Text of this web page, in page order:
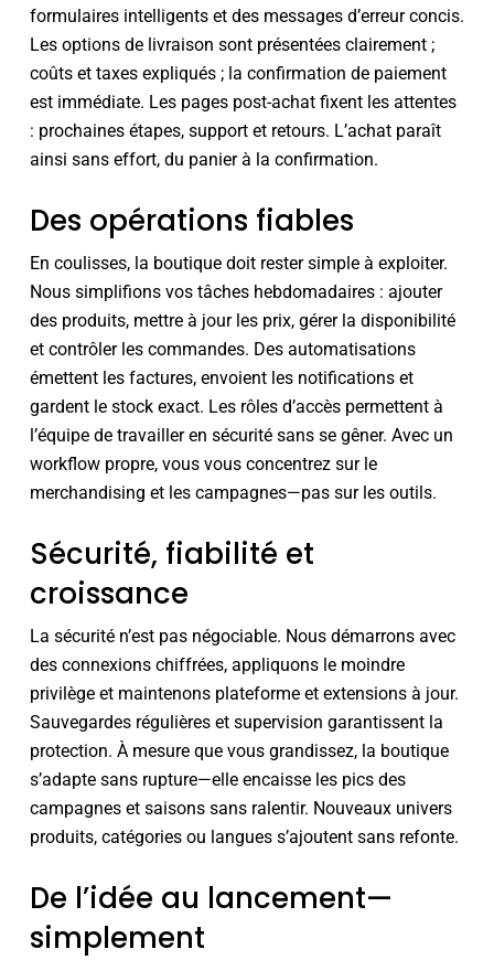
formulaires intelligents et des messages d’erreur concis.
Les options de livraison sont présentées clairement ;
coûts et taxes expliqués ; la confirmation de paiement
est immédiate. Les pages post-achat fixent les attentes
: prochaines étapes, support et retours. L’achat paraît
ainsi sans effort, du panier à la confirmation.
Des opérations fiables
En coulisses, la boutique doit rester simple à exploiter.
Nous simplifions vos tâches hebdomadaires : ajouter
des produits, mettre à jour les prix, gérer la disponibilité
et contrôler les commandes. Des automatisations
émettent les factures, envoient les notifications et
gardent le stock exact. Les rôles d’accès permettent à
l’équipe de travailler en sécurité sans se gêner. Avec un
workflow propre, vous vous concentrez sur le
merchandising et les campagnes—pas sur les outils.
Sécurité, fiabilité et
croissance
La sécurité n’est pas négociable. Nous démarrons avec
des connexions chiffrées, appliquons le moindre
privilège et maintenons plateforme et extensions à jour.
Sauvegardes régulières et supervision garantissent la
protection. À mesure que vous grandissez, la boutique
s’adapte sans rupture—elle encaisse les pics des
campagnes et saisons sans ralentir. Nouveaux univers
produits, catégories ou langues s’ajoutent sans refonte.
De l’idée au lancement—
simplement